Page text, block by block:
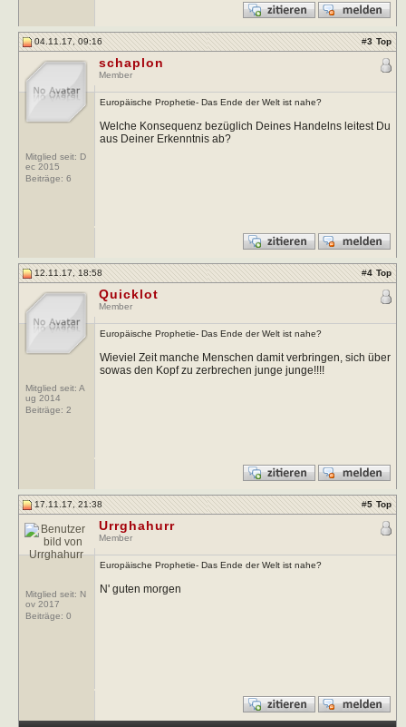
04.11.17, 09:16 #3 Top
Mitglied seit: D
ec 2015
Beiträge: 6
schaplon
Member
Europäische Prophetie- Das Ende der Welt ist nahe?
Welche Konsequenz bezüglich Deines Handelns leitest Du
aus Deiner Erkenntnis ab?
12.11.17, 18:58 #4 Top
Mitglied seit: A
ug 2014
Beiträge: 2
Quicklot
Member
Europäische Prophetie- Das Ende der Welt ist nahe?
Wieviel Zeit manche Menschen damit verbringen, sich über
sowas den Kopf zu zerbrechen junge junge!!!!
17.11.17, 21:38 #5 Top
Mitglied seit: N
ov 2017
Beiträge: 0
Urrghahurr
Member
Europäische Prophetie- Das Ende der Welt ist nahe?
N' guten morgen